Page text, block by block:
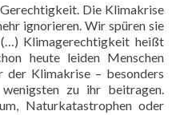
Die Klimakrise
ignorieren. Wir spüren sie
(…) Klimagerechtigkeit heißt
heute leiden Menschen
Klimakrise – besonders
zu ihr beitragen.
Naturkatastrophen oder